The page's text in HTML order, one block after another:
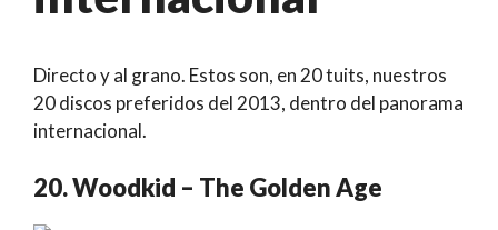
Directo y al grano. Estos son, en 20 tuits, nuestros
20 discos preferidos del 2013, dentro del panorama
internacional.
20. Woodkid – The Golden Age